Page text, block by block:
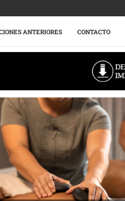
ANTERIORES CONTACTO